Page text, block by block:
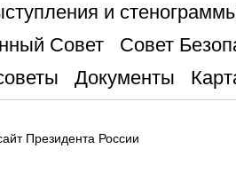
и
Совет
Совет
Документы
Президента России